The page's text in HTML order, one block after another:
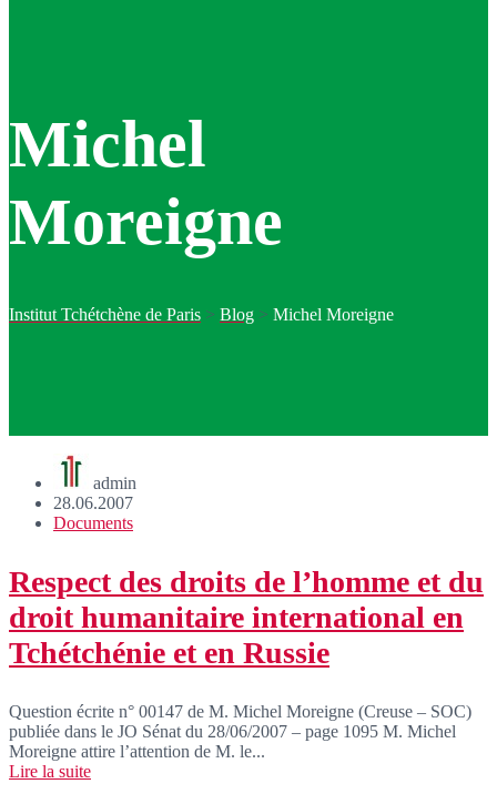
Michel
Moreigne
Institut Tchétchène de Paris > Blog > Michel Moreigne
admin
28.06.2007
Documents
Respect des droits de l’homme et du
droit humanitaire international en
Tchétchénie et en Russie
Question écrite n° 00147 de M. Michel Moreigne (Creuse – SOC)
publiée dans le JO Sénat du 28/06/2007 – page 1095 M. Michel
Moreigne attire l’attention de M. le...
Lire la suite